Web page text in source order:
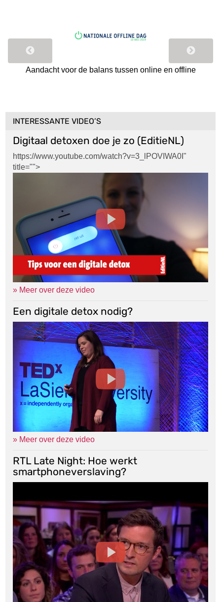
Aandacht voor de balans tussen online en offline
INTERESSANTE VIDEO’S
Digitaal detoxen doe je zo (EditieNL)
https://www.youtube.com/watch?v=3_lPOVIWA0I"
title="">
» Meer over deze video
Een digitale detox nodig?
» Meer over deze video
RTL Late Night: Hoe werkt
smartphoneverslaving?